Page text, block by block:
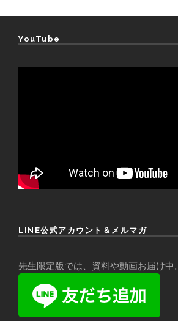
YouTube
LINE公式アカウント＆メルマガ
先生限定版では、資料や動画お届け中。